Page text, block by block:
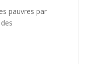
pauvres par